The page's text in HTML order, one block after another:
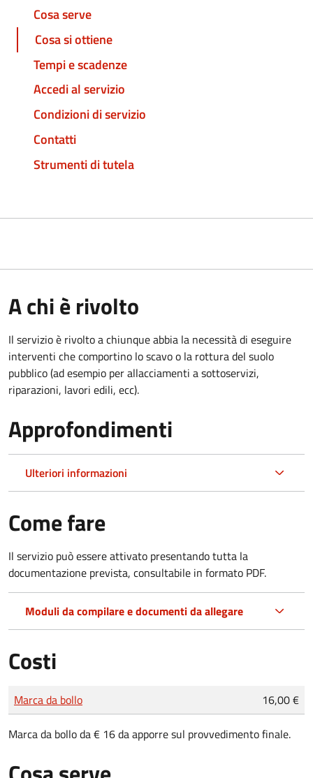
Cosa serve
Cosa si ottiene
Tempi e scadenze
Accedi al servizio
Condizioni di servizio
Contatti
Strumenti di tutela
A chi è rivolto
Il servizio è rivolto a chiunque abbia la necessità di eseguire
interventi che comportino lo scavo o la rottura del suolo
pubblico (ad esempio per allacciamenti a sottoservizi,
riparazioni, lavori edili, ecc).
Approfondimenti
Ulteriori informazioni
Come fare
Il servizio può essere attivato presentando tutta la
documentazione prevista, consultabile in formato PDF.
Moduli da compilare e documenti da allegare
Costi
Tipo di pagamento
Importo
Marca da bollo 16,00 €
Marca da bollo da € 16 da apporre sul provvedimento finale.